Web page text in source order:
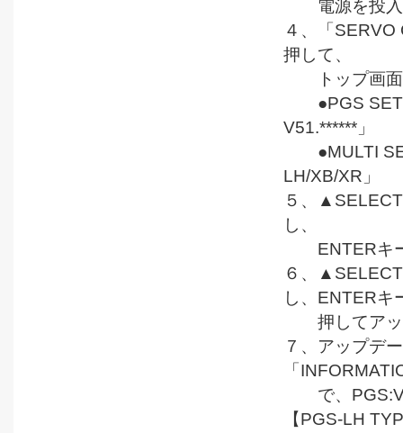
電源を投入
４、「
押して、
トップ画面
●PGS
V51.******」
●MULTI
LH/XB/XR」
５、
し、
ENTERキー
６、
し、ENTERキ
押してアッ
７、アップデ
「
で、
【PGS-LH